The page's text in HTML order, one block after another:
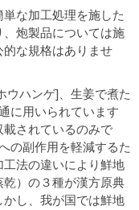
な加工処理を施した
炮製品については施
な規格はありませ
ハンゲ]、生姜で煮た
に用いられています
されているのみで
の副作用を軽減するた
法の違いにより鮮地
）の３種が漢方原典
し、我が国では鮮地